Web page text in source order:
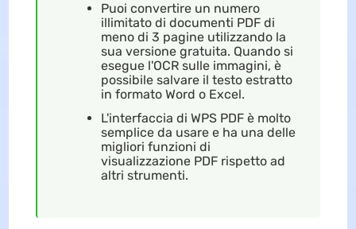
Puoi convertire un numero
illimitato di documenti PDF di
meno di 3 pagine utilizzando la
sua versione gratuita. Quando si
esegue l'OCR sulle immagini, è
possibile salvare il testo estratto
in formato Word o Excel.
L'interfaccia di WPS PDF è molto
semplice da usare e ha una delle
migliori funzioni di
visualizzazione PDF rispetto ad
altri strumenti.